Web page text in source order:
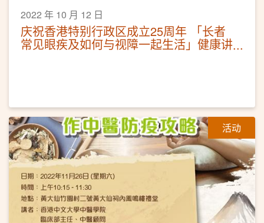
2022 年 10 月 12 日
庆祝香港特别行政区成立25周年 「长者
常见眼疾及如何与视障一起生活」健康讲
活动